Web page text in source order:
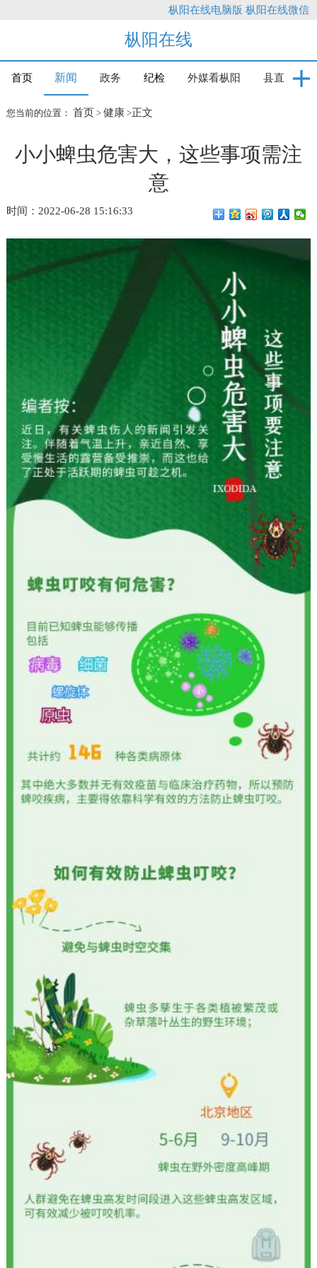
枞阳在线电脑版 枞阳在线微信
枞阳在线
首页 新闻 政务 纪检 外媒看枞阳 县直
您当前的位置： 首页 > 健康>正文
小小蜱虫危害大，这些事项需注
意
时间：2022-06-28 15:16:33